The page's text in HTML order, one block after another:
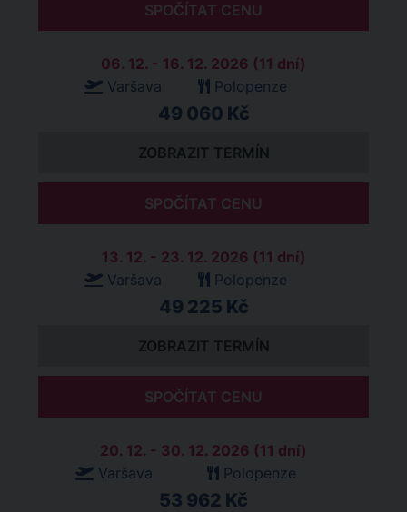
SPOČÍTAT CENU
06. 12. - 16. 12. 2026 (11 dní)
Varšava
Polopenze
49 060 Kč
ZOBRAZIT TERMÍN
SPOČÍTAT CENU
13. 12. - 23. 12. 2026 (11 dní)
Varšava
Polopenze
49 225 Kč
ZOBRAZIT TERMÍN
SPOČÍTAT CENU
20. 12. - 30. 12. 2026 (11 dní)
Varšava
Polopenze
53 962 Kč